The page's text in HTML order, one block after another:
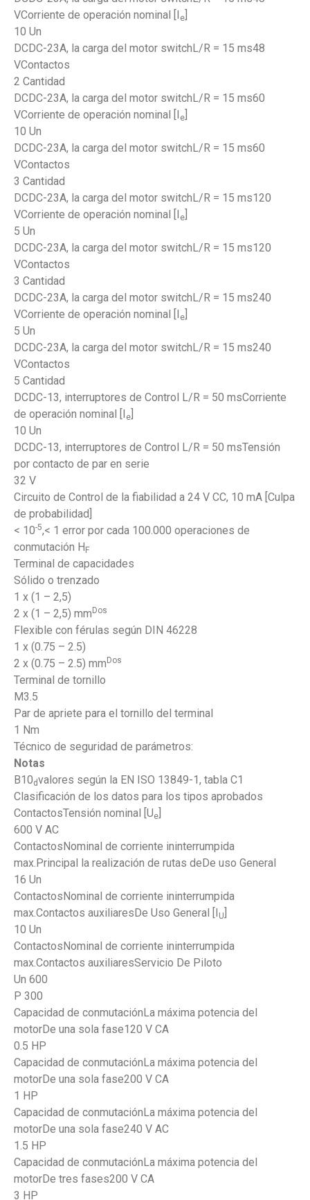
VCorriente de operación nominal [I
e
10 Un
DCDC-23A, la carga del motor switchL/R = 15 ms48
VContactos
2 Cantidad
DCDC-23A, la carga del motor switchL/R = 15 ms60
VCorriente de operación nominal [I
e
10 Un
DCDC-23A, la carga del motor switchL/R = 15 ms60
VContactos
3 Cantidad
DCDC-23A, la carga del motor switchL/R = 15 ms120
VCorriente de operación nominal [I
e
5 Un
DCDC-23A, la carga del motor switchL/R = 15 ms120
VContactos
3 Cantidad
DCDC-23A, la carga del motor switchL/R = 15 ms240
VCorriente de operación nominal [I
e
5 Un
DCDC-23A, la carga del motor switchL/R = 15 ms240
VContactos
5 Cantidad
DCDC-13, interruptores de Control L/R = 50 msCorriente
de operación nominal [I
e
10 Un
DCDC-13, interruptores de Control L/R = 50 msTensión
por contacto de par en serie
32 V
Circuito de Control de la fiabilidad a 24 V CC, 10 mA [Culpa
de probabilidad]
< 10-5,< 1 error por cada 100.000 operaciones de
conmutación H F
Terminal de capacidades
Sólido o trenzado
1 x (1 – 2,5)
2 x (1 – 2,5) mm Dos
Flexible con férulas según DIN 46228
1 x (0.75 – 2.5)
2 x (0.75 – 2.5) mm Dos
Terminal de tornillo
M3.5
Par de apriete para el tornillo del terminal
1 Nm
Técnico de seguridad de parámetros:
Notas
B10dvalores según la EN ISO 13849-1, tabla C1
Clasificación de los datos para los tipos aprobados
ContactosTensión nominal [Ue
600 V AC
ContactosNominal de corriente ininterrumpida
max.Principal la realización de rutas deDe uso General
16 Un
ContactosNominal de corriente ininterrumpida
max.Contactos auxiliaresDe Uso General [I
U
10 Un
ContactosNominal de corriente ininterrumpida
max.Contactos auxiliaresServicio De Piloto
Un 600
P 300
Capacidad de conmutaciónLa máxima potencia del
motorDe una sola fase120 V CA
0.5 HP
Capacidad de conmutaciónLa máxima potencia del
motorDe una sola fase200 V CA
1 HP
Capacidad de conmutaciónLa máxima potencia del
motorDe una sola fase240 V AC
1.5 HP
Capacidad de conmutaciónLa máxima potencia del
motorDe tres fases200 V CA
3 HP